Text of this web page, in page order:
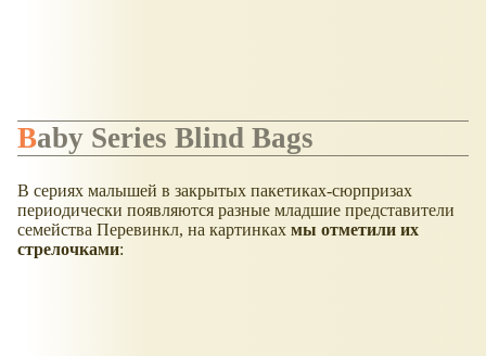
Baby Series Blind Bags
В сериях малышей в закрытых пакетиках-сюрпризах
периодически появляются разные младшие представители
семейства Перевинкл, на картинках мы отметили их
стрелочками: